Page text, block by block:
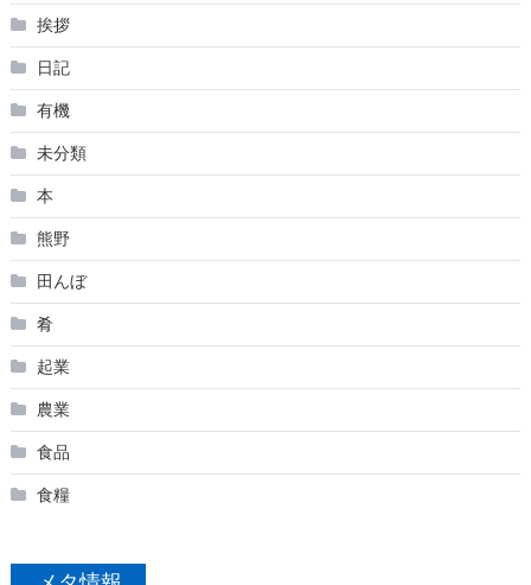
挨拶
日記
有機
未分類
本
熊野
田んぼ
肴
起業
農業
食品
食糧